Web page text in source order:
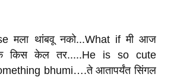
मला थांबवू नको...What if मी आज
किस केल तर.....He is so cute
bhumi….ते आतापर्यंत सिंगल